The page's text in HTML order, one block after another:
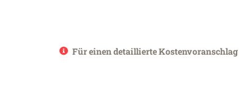
Für einen detaillierte